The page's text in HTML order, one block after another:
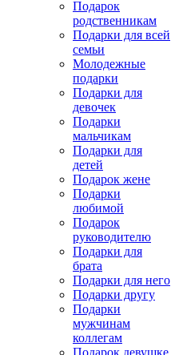
Подарок
родственникам
Подарки для всей
семьи
Молодежные
подарки
Подарки для
девочек
Подарки
мальчикам
Подарки для
детей
Подарок жене
Подарки
любимой
Подарок
руководителю
Подарки для
брата
Подарки для него
Подарки другу
Подарки
мужчинам
коллегам
Подарок девушке